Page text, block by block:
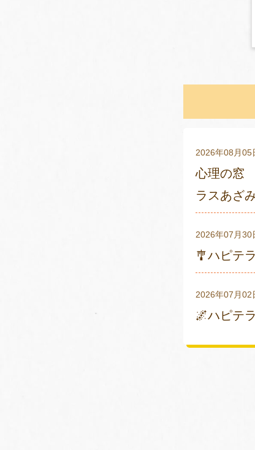
2026年08月05
心理の窓
ラスあざ
2026年07月30
🎐ハピテ
2026年07月02
🌌ハピテ